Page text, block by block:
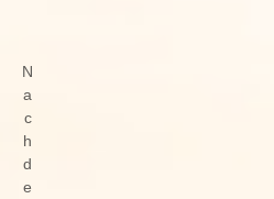
N
a
c
h
d
e